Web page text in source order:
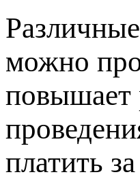
можно
повышает
платить